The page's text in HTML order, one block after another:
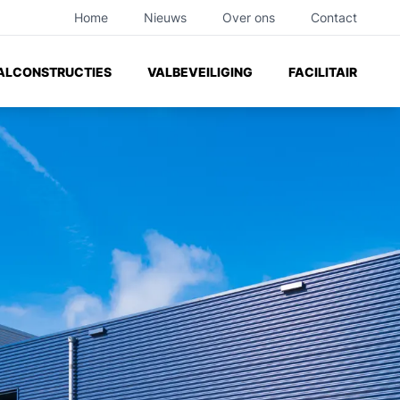
Home Nieuws Over ons Contact
VALBEVEILIGING FACILITAIR